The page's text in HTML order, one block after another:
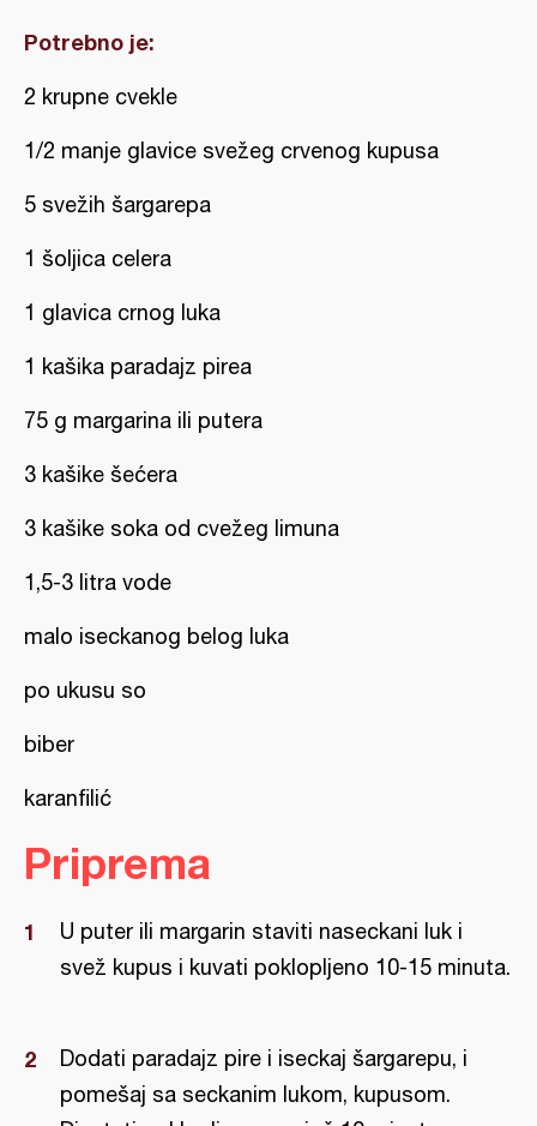
Potrebno je:
2 krupne cvekle
1/2 manje glavice svežeg crvenog kupusa
5 svežih šargarepa
1 šoljica celera
1 glavica crnog luka
1 kašika paradajz pirea
75 g margarina ili putera
3 kašike šećera
3 kašike soka od cvežeg limuna
1,5-3 litra vode
malo iseckanog belog luka
po ukusu so
biber
karanfilić
Priprema
U puter ili margarin staviti naseckani luk i
svež kupus i kuvati poklopljeno 10-15 minuta.
Dodati paradajz pire i iseckaj šargarepu, i
pomešaj sa seckanim lukom, kupusom.